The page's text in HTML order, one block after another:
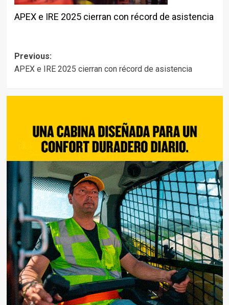
APEX e IRE 2025 cierran con récord de asistencia
Post
Previous:
APEX e IRE 2025 cierran con récord de asistencia